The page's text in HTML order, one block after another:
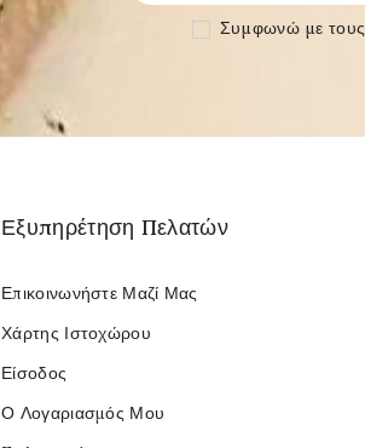
Συμφωνώ με τους
Εξυπηρέτηση Πελατών
Επικοινωνήστε Μαζί Μας
Χάρτης Ιστοχώρου
Είσοδος
Ο Λογαριασμός Μου